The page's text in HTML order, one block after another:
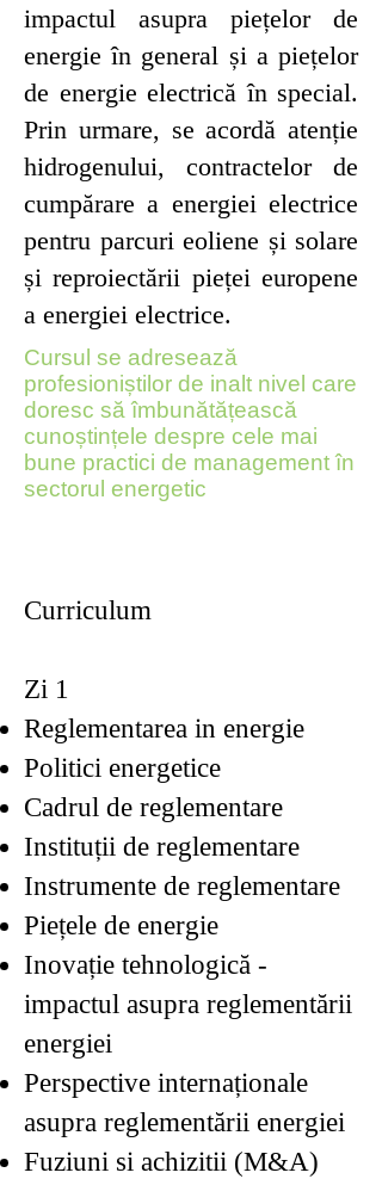
impactul asupra piețelor de
energie în general și a piețelor
de energie electrică în special.
Prin urmare, se acordă atenție
hidrogenului, contractelor de
cumpărare a energiei electrice
pentru parcuri eoliene și solare
și reproiectării pieței europene
a energiei electrice.
Cursul se adresează
profesioniștilor de inalt nivel care
doresc să îmbunătățească
cunoștințele despre cele mai
bune practici de management în
sectorul energetic
Curriculum
Zi 1
Reglementarea in energie
Politici energetice
Cadrul de reglementare
Instituții de reglementare
Instrumente de reglementare
Piețele de energie
Inovație tehnologică -
impactul asupra reglementării
energiei
Perspective internaționale
asupra reglementării energiei
Fuziuni si achizitii (M&A)